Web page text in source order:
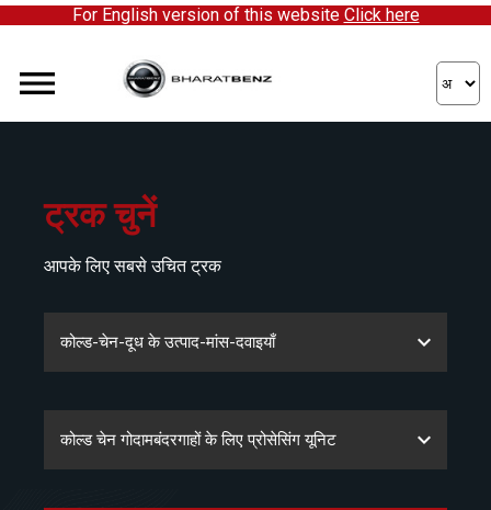
For English version of this website Click here
ट्रक चुनें
आपके लिए सबसे उचित ट्रक